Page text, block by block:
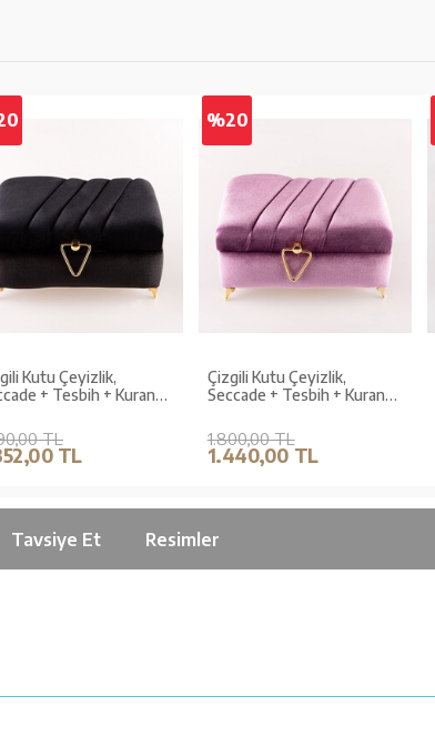
Kutu Çeyizlik,
+ Tesbih + Kuran
Siyah, Elif-Vav)
TL
TL
%20
Çizgili Kutu Çeyizlik,
Seccade + Tesbih + Kuran
Kadife, Lila, Elif-Vav)
1.800,00 TL
1.440,00 TL
Tavsiye Et Resimler